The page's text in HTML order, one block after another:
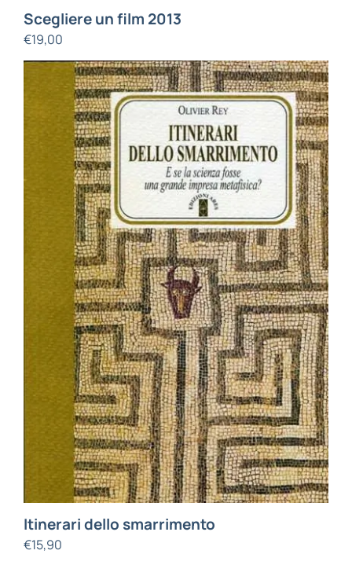
Scegliere un film 2013
€19,00
Itinerari dello smarrimento
€15,90